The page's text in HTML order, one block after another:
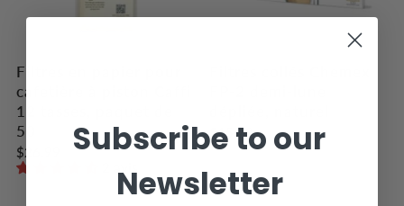
Filtres en papier pour
cafetière à piston Caffi
12 tasses, paquet de
50
$26.99
$15.79
Subscribe to our
Newsletter